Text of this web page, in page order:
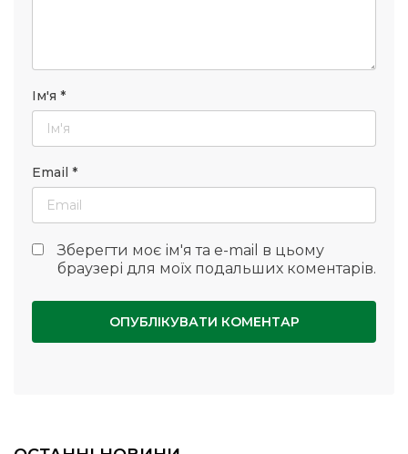
Ім'я *
Email *
Зберегти моє ім'я та e-mail в цьому
браузері для моїх подальших коментарів.